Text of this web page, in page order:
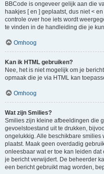
BBCode is ongeveer gelijk aan die
haakjes [ en ] geplaatst, dus niet <
controle over hoe iets wordt
te vinden in de handleiding die je
Omhoog
Kan ik HTML gebruiken?
Nee, het is niet mogelijk om je
opmaak die je via HTML kan
Omhoog
Wat zijn Smilies?
Smilies zijn kleine afbeeldingen die
gevoelstoestand uit te drukken,
ongelukkig. Alle beschikbare
plaatst. Maak geen overdadig
onleesbaar wat er toe kan leiden dat
je bericht verwijdert. De beheerder
een bericht gebruikt mag worden,